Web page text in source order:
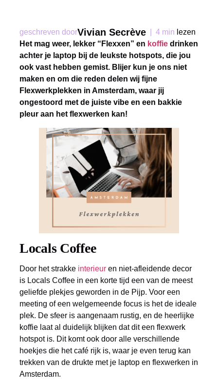
geschreven doorVivian Secrève 4 min lezen
Het mag weer, lekker “Flexxen” en koffie drinken
achter je laptop bij de leukste hotspots, die jou
ook vast hebben gemist. Blijer kun je ons niet
maken en om die reden delen wij fijne
Flexwerkplekken in Amsterdam, waar jij
ongestoord met de juiste vibe en een bakkie
pleur aan het flexwerken kan!
Locals Coffee
Door het strakke interieur en niet-afleidende decor
is Locals Coffee in een korte tijd een van de meest
geliefde plekjes geworden in de Pijp. Voor een
meeting of een welgemeende focus is het de ideale
plek. De sfeer is aangenaam rustig, en de heerlijke
koffie laat al duidelijk blijken dat dit een flexwerk
hotspot is. Dit komt ook door alle verschillende
hoekjes die het café rijk is, waar je even terug kan
trekken van de drukte met je laptop en flexwerken in
Amsterdam.